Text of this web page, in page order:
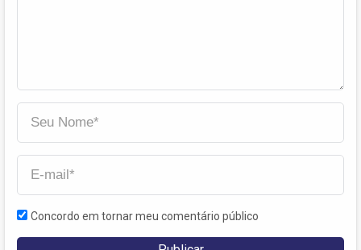
Concordo em tornar meu comentário público